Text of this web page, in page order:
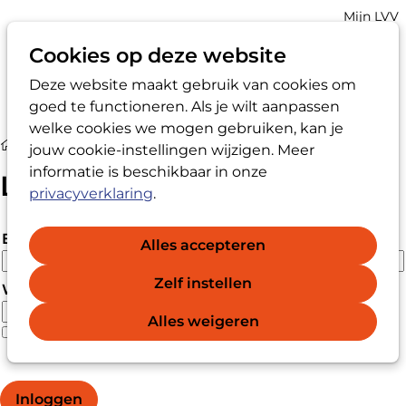
Cookies op deze website
Deze website maakt gebruik van cookies om
goed te functioneren. Als je wilt aanpassen
welke cookies we mogen gebruiken, kan je
jouw cookie-instellingen wijzigen. Meer
informatie is beschikbaar in onze
privacyverklaring.
Alles accepteren
Zelf instellen
Alles weigeren
Zoek
Account
Mijn LVV
Login
Login
E-mailadres
Wachtwoord
Wachtwoord weergeven
Wachtwoord vergeten?
Inloggen